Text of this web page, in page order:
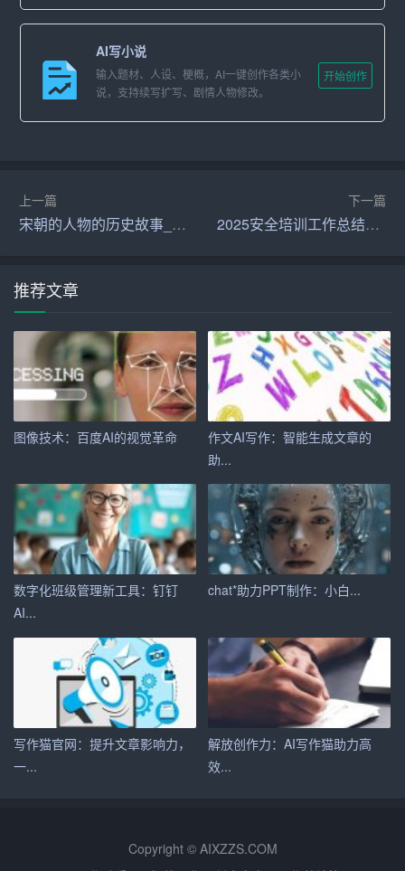
5. 学习曲线低：用户友好的界面设计使得即使是初次使用
三、应用场景
1. 企业内部沟通：日常工作中，会议纪要、项目进展报
2. 商务合作：在客户提案、合同撰写、市场分析报告等方
面，智能工具能提供标准化的文档框架，提升专业形象
档的准确性和效率至关重要，智能公文撰写系统能极大提
4. 政府事务：政策制定、公告发布等过程中，智能公文撰
写有助于确保语言的正式性和规范性
5. 学术研究：研究人员在撰写论文、研究报告时，可以利
用智能工具快速构建框架，整理文献资料
四、未来发展趋势
随着技术的不断进步，智能公文撰写系统将会更加智能
化、个性化以下是几个可能的发展方向：
1. 深度学习与NLP的深化应用：通过更先进的算法模型，
系统能更准确地理解用户意图，生成更加贴近人类写作风
2. 个性化推荐：基于用户的使用习惯和偏好，提供定制化
的模板和风格建议，进一步提升用户体验
3. 集成更多工具：与CRM、ERP等企业管理软件深度集
成，实现数据自动填充和分析，减少手动录入错误
的系统将更加注重用户数据的安全性和隐私保护
AI写小说
输入题材、人设、梗概，AI一键创作各类小
说，支持续写扩写、剧情人物修改。
开始创作
上一篇
宋朝的人物的历史故事_历史故事
下一篇
2025安全培训工作总结范文
推荐文章
图像技术：百度AI的视觉革命
作文AI写作：智能生成文章的
助...
数字化班级管理新工具：钉钉
AI...
chat*助力PPT制作：小白...
写作猫官网：提升文章影响力，
一...
解放创作力：AI写作猫助力高
效...
Copyright © AIXZZS.COM